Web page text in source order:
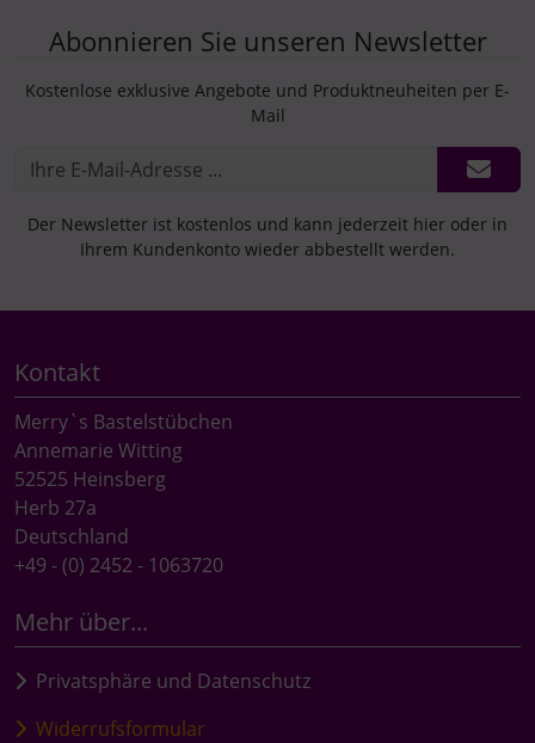
Abonnieren Sie unseren Newsletter
Kostenlose exklusive Angebote und Produktneuheiten per E-
Mail
Der Newsletter ist kostenlos und kann jederzeit hier oder in
Ihrem Kundenkonto wieder abbestellt werden.
Kontakt
Merry`s Bastelstübchen
Annemarie Witting
52525 Heinsberg
Herb 27a
Deutschland
+49 - (0) 2452 - 1063720
Mehr über...
Privatsphäre und Datenschutz
Widerrufsformular